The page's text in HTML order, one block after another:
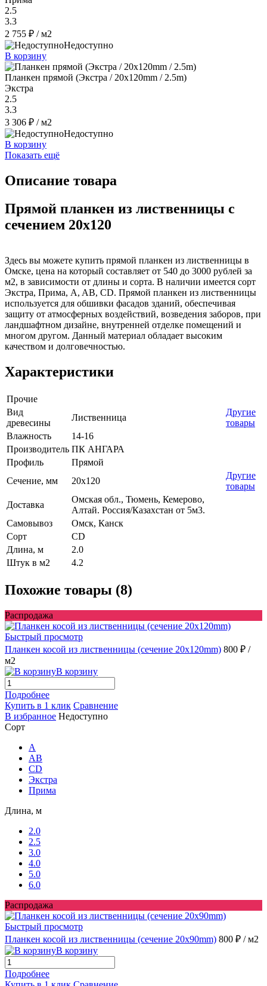
2.5
3.3
2 755 ₽ / м2
Недоступно
В корзину
Планкен прямой (Экстра / 20х120mm / 2.5m)
Экстра
2.5
3.3
3 306 ₽ / м2
Недоступно
В корзину
Показать ещё
Описание товара
Прямой планкен из лиственницы с
сечением 20x120
Здесь вы можете купить прямой планкен из лиственницы в
Омске, цена на который составляет от 540 до 3000 рублей за
м2, в зависимости от длины и сорта. В наличии имеется сорт
Экстра, Прима, A, AB, CD. Прямой планкен из лиственницы
используется для обшивки фасадов зданий, обеспечивая
защиту от атмосферных воздействий, возведения заборов, при
ландшафтном дизайне, внутренней отделке помещений и
многом другом. Данный материал обладает высоким
качеством и долговечностью.
Характеристики
Прочие
Вид
древесины
Лиственница
Другие
товары
Влажность
14-16
Производитель ПК АНГАРА
Профиль
Прямой
Сечение, мм
20х120
Другие
товары
Доставка
Омская обл., Тюмень, Кемерово,
Алтай. Россия/Казахстан от 5м3.
Самовывоз
Омск, Канск
Сорт
CD
Длина, м
2.0
Штук в м2
4.2
Похожие товары (8)
Распродажа
Быстрый просмотр
Планкен косой из лиственницы (сечение 20х120mm) 800 ₽ /
м2
В корзину
Подробнее
Купить в 1 клик Сравнение
В избранное Недоступно
Сорт
A
AB
CD
Экстра
Прима
Длина, м
2.0
2.5
3.0
4.0
5.0
6.0
Распродажа
Быстрый просмотр
Планкен косой из лиственницы (сечение 20x90mm) 800 ₽ / м2
В корзину
Подробнее